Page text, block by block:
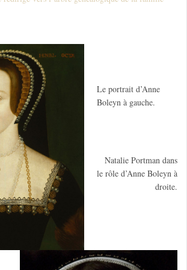
Le portrait d’Anne
Boleyn à gauche.
Natalie Portman dans
le rôle d’Anne Boleyn à
droite.